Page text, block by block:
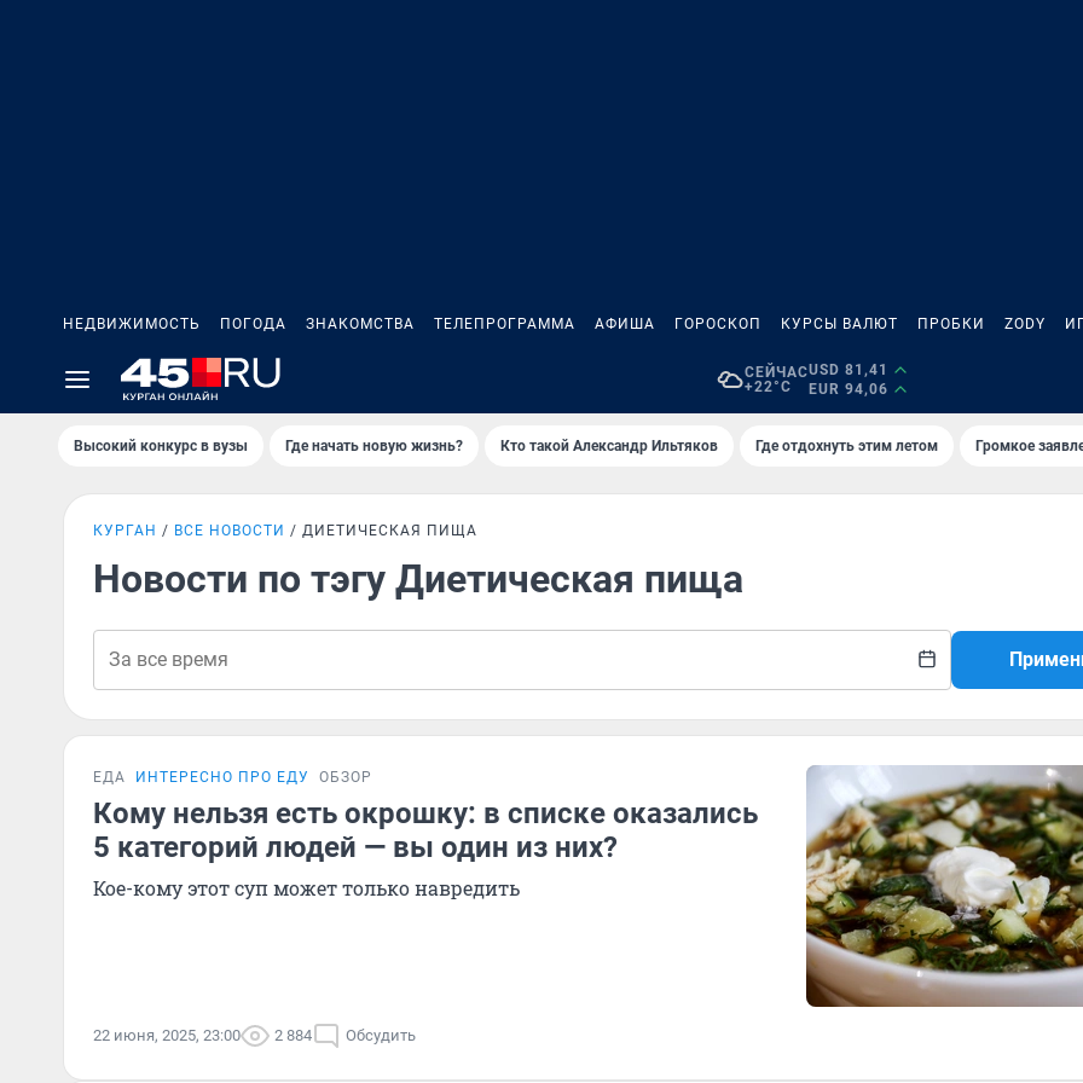
НЕДВИЖИМОСТЬ ПОГОДА ЗНАКОМСТВА ТЕЛЕПРОГРАММА АФИША ГОРОСКОП КУРСЫ ВАЛЮТ ПРОБКИ ZODY
СЕЙЧАС
+22°C
USD 81,41
EUR 94,06
Высокий конкурс в вузы Где начать новую жизнь? Кто такой Александр Ильтяков Где отдохнуть этим летом Громкое
КУРГАН ВСЕ НОВОСТИ ДИЕТИЧЕСКАЯ ПИЩА
Новости по тэгу Диетическая пища
ЕДА ИНТЕРЕСНО ПРО ЕДУ ОБЗОР
Кому нельзя есть окрошку: в списке оказались
5 категорий людей — вы один из них?
Кое-кому этот суп может только навредить
22 июня, 2025, 23:00 2 884 Обсудить